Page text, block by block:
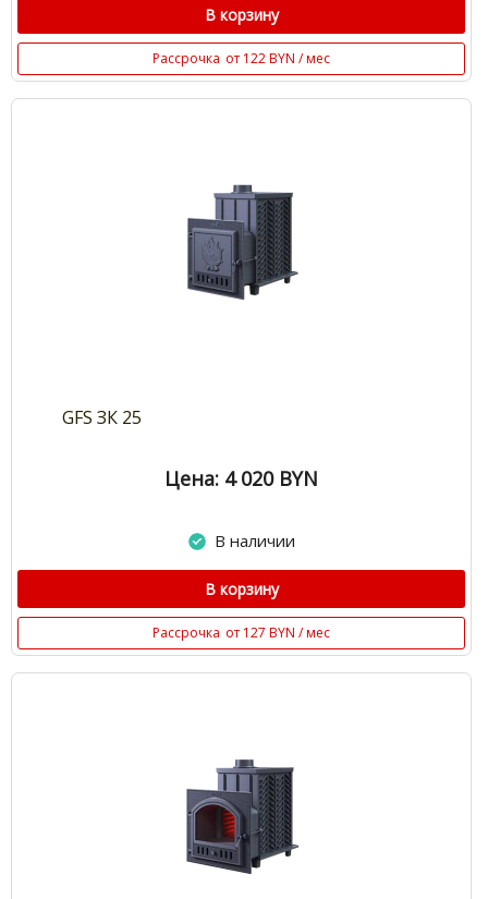
В корзину
Рассрочка от 122 BYN / мес
GFS ЗК 25
Цена: 4 020 BYN
В наличии
В корзину
Рассрочка от 127 BYN / мес